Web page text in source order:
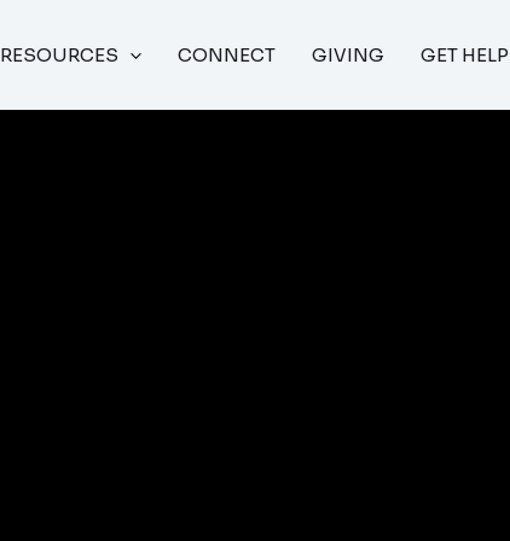
RESOURCES CONNECT GIVING GET HELP